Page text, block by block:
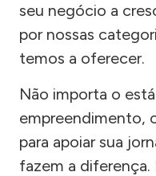
seu negócio a
por nossas
temos a oferecer.
Não importa o
empreendimento,
para apoiar sua
fazem a diferença.